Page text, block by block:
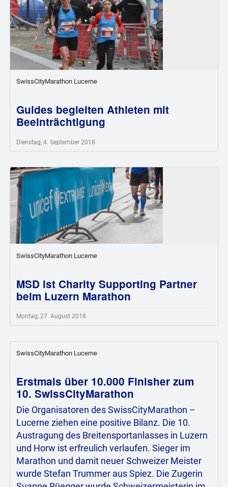
SwissCityMarathon Lucerne
Guides begleiten Athleten mit
Beeinträchtigung
Dienstag, 4. September 2018
SwissCityMarathon Lucerne
MSD ist Charity Supporting Partner
beim Luzern Marathon
Montag, 27. August 2018
SwissCityMarathon Lucerne
Erstmals über 10.000 Finisher zum
10. SwissCityMarathon
Die Organisatoren des SwissCityMarathon –
Lucerne ziehen eine positive Bilanz. Die 10.
Austragung des Breitensportanlasses in Luzern
und Horw ist erfreulich verlaufen. Sieger im
Marathon und damit neuer Schweizer Meister
wurde Stefan Trummer aus Spiez. Die Zugerin